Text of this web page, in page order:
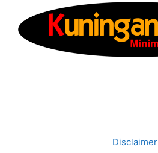
Disclaimer